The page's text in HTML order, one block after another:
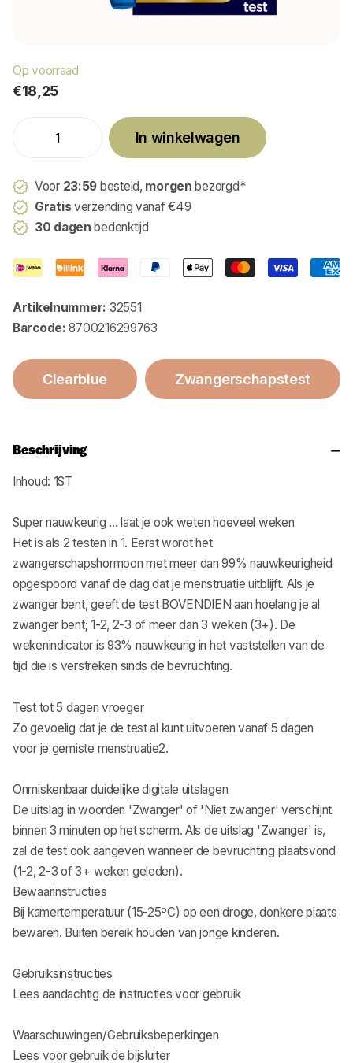
Op voorraad
€18,25
In winkelwagen
Voor 23:59 besteld, morgen bezorgd*
Gratisverzending vanaf €49
30 dagen bedenktijd
Artikelnummer: 32551
Barcode: 8700216299763
Clearblue Zwangerschapstest
Beschrijving
Inhoud: 1ST
Super nauwkeurig ... laat je ook weten hoeveel weken
Het is als 2 testen in 1. Eerst wordt het
zwangerschapshormoon met meer dan 99% nauwkeurigheid
opgespoord vanaf de dag dat je menstruatie uitblijft. Als je
zwanger bent, geeft de test BOVENDIEN aan hoelang je al
zwanger bent; 1-2, 2-3 of meer dan 3 weken (3+). De
wekenindicator is 93% nauwkeurig in het vaststellen van de
tijd die is verstreken sinds de bevruchting.
Test tot 5 dagen vroeger
Zo gevoelig dat je de test al kunt uitvoeren vanaf 5 dagen
voor je gemiste menstruatie2.
Onmiskenbaar duidelijke digitale uitslagen
De uitslag in woorden 'Zwanger' of 'Niet zwanger' verschijnt
binnen 3 minuten op het scherm. Als de uitslag 'Zwanger' is,
zal de test ook aangeven wanneer de bevruchting plaatsvond
(1-2, 2-3 of 3+ weken geleden).
Bewaarinstructies
Bij kamertemperatuur (15-25ºC) op een droge, donkere plaats
bewaren. Buiten bereik houden van jonge kinderen.
Gebruiksinstructies
Lees aandachtig de instructies voor gebruik
Waarschuwingen/Gebruiksbeperkingen
Lees voor gebruik de bijsluiter